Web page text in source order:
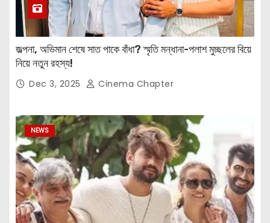
জল্পনা, অভিমান শেষে সাত পাকে বাঁধা? স্মৃতি মন্ধানা-পলাশ মুচ্ছলের বিয়ে
নিয়ে নতুন রহস্য!
Dec 3, 2025 Cinema Chapter
NEWS